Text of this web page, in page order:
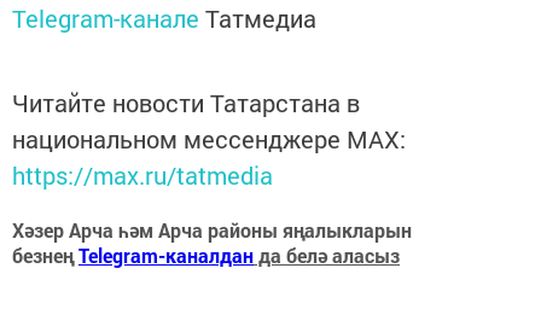
Telegram-канале Татмедиа
Читайте новости Татарстана в
национальном мессенджере MАХ:
https://max.ru/tatmedia
Хәзер Арча һәм Арча районы яңалыкларын
безнеңTelegram-каналданда белә аласыз